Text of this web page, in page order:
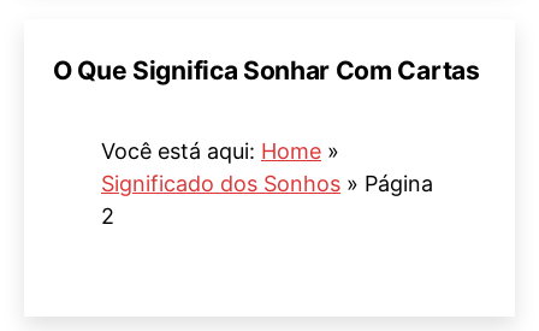
O Que Significa Sonhar Com Cartas
Você está aqui: Home »
Significado dos Sonhos » Página
2